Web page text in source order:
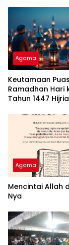
Agama
Keutamaan
Ramadhan Hari
Tahun 1447
Agama
Mencintai Allah
Nya